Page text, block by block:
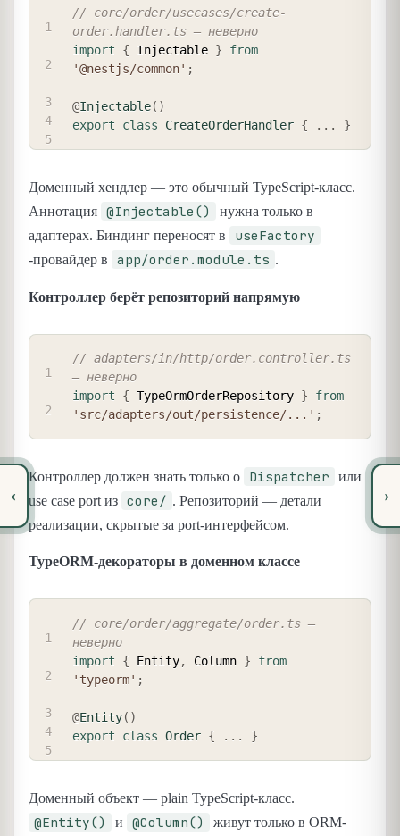
‹
// core/order/usecases/create-
order.handler.ts — неверно
import
{ Injectable }
from
'@nestjs/common' ;
@Injectable( )
export
class CreateOrderHandler { ... }
Доменный хендлер — это обычный TypeScript-класс.
Аннотация @Injectable()
нужна только в
адаптерах. Биндинг переносят в
useFactory
-провайдер в app/order.module.ts .
Контроллер берёт репозиторий напрямую
// adapters/in/http/order.controller.ts
— неверно
import
{ TypeOrmOrderRepository }
from
'src/adapters/out/persistence/...' ;
Контроллер должен знать только о Dispatcher
или
use case port из core/ . Репозиторий — детали
реализации, скрытые за port-интерфейсом.
TypeORM-декораторы в доменном классе
// core/order/aggregate/order.ts —
неверно
import
{ Entity, Column }
from
'typeorm' ;
@Entity( )
export
class Order { ... }
Доменный объект — plain TypeScript-класс.
@Entity() и @Column()
живут только в ORM-
›